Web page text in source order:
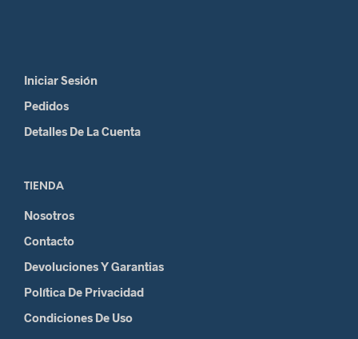
Iniciar Sesión
Pedidos
Detalles De La Cuenta
TIENDA
Nosotros
Contacto
Devoluciones Y Garantias
Política De Privacidad
Condiciones De Uso